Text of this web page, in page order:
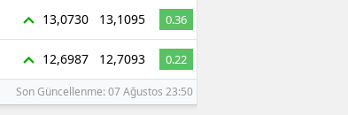
13,0730 13,1095 0.36
12,6987 12,7093 0.22
Son Güncellenme: 07 Ağustos 23:50